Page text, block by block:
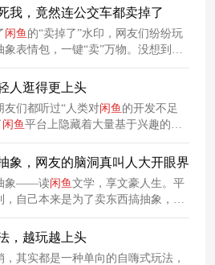
个快闪活动变成了一场可逛、可
下体验。
我，竟然连公交车都卖掉了
闲鱼 的“卖掉了”水印，网友们纷纷玩
表情包，一键“卖”万物。没想到，
友更甚一筹，为了打广告，竟然连公
人逛得更上头
友们都听过“人类对闲鱼 的开发不足
闲鱼平台上隐藏着大量基于兴趣的细
新推出兴趣消费社区“鱼鲤鱼鲤”，鼓
平台从工具属性向社交属性延伸。
象，网友的脑洞真叫人大开眼界
象——读闲鱼文学，享文豪人生。平
，自己本来是为了卖东西搞抽象，结
此逻辑下，闲鱼不仅卖商品，更在售
票。
，越玩越上头
，其实都是一种单向的自嗨式玩法，